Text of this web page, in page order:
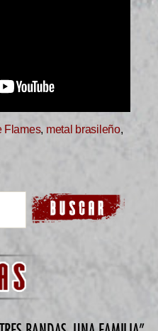
Flames, metal brasileño,